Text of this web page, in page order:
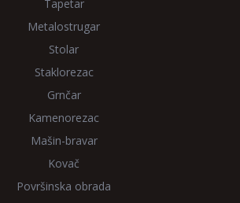
Tapetar
Metalostrugar
Stolar
Staklorezac
Grnčar
Kamenorezac
Mašin-bravar
Kovač
Površinska obrada